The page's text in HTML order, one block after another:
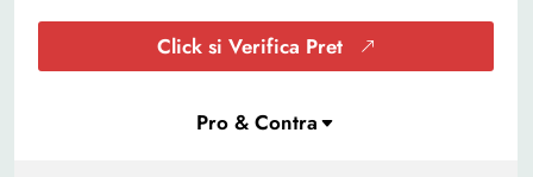
Click si Verifica Pret